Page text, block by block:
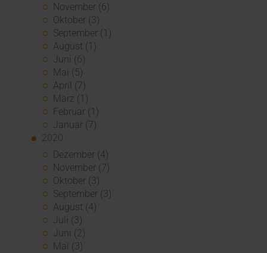
November (6)
Oktober (3)
September (1)
August (1)
Juni (6)
Mai (5)
April (7)
März (1)
Februar (1)
Januar (7)
2020
Dezember (4)
November (7)
Oktober (3)
September (3)
August (4)
Juli (3)
Juni (2)
Mai (3)